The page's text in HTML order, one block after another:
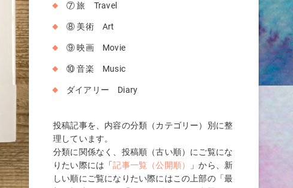
⑦ 旅 Travel
⑧ 美術 Art
⑨ 映画 Movie
⑩ 音楽 Music
ダイアリー Diary
投稿記事を、内容の分類（カテゴリー）別に整
理しています。
分類に関係なく、投稿順（古い順）にご覧にな
りたい際には「記事一覧（公開順）
」から、新
しい順にご覧になりたい際にはこの上部の「最